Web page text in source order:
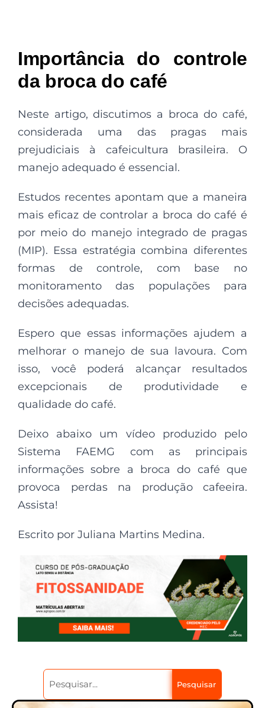
Importância do controle
da broca do café
Neste artigo, discutimos a broca do café,
considerada uma das pragas mais
prejudiciais à cafeicultura brasileira. O
manejo adequado é essencial.
Estudos recentes apontam que a maneira
mais eficaz de controlar a broca do café é
por meio do manejo integrado de pragas
(MIP). Essa estratégia combina diferentes
formas de controle, com base no
monitoramento das populações para
decisões adequadas.
Espero que essas informações ajudem a
melhorar o manejo de sua lavoura. Com
isso, você poderá alcançar resultados
excepcionais de produtividade e
qualidade do café.
Deixo abaixo um vídeo produzido pelo
Sistema FAEMG com as principais
informações sobre a broca do café que
provoca perdas na produção cafeeira.
Assista!
Escrito por Juliana Martins Medina.
Pesquisar